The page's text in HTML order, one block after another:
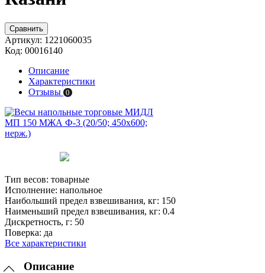
Сравнить
Артикул: 1221060035
Код: 00016140
Описание
Характеристики
Отзывы 0
Тип весов: товарные
Исполнение: напольное
Наибольший предел взвешивания, кг: 150
Наименьший предел взвешивания, кг: 0.4
Дискретность, г: 50
Поверка: да
Все характеристики
Описание